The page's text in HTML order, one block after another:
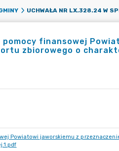
pomocy finansowej
zbiorowego o
Powiatowi jaworskiemu z